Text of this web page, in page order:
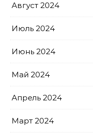
Август 2024
Июль 2024
Июнь 2024
Май 2024
Апрель 2024
Март 2024